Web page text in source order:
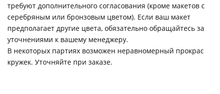
требуют дополнительного согласования (кроме макетов с
серебряным или бронзовым цветом). Если ваш макет
предполагает другие цвета, обязательно обращайтесь за
уточнениями к вашему менеджеру.
В некоторых партиях возможен неравномерный прокрас
кружек. Уточняйте при заказе.